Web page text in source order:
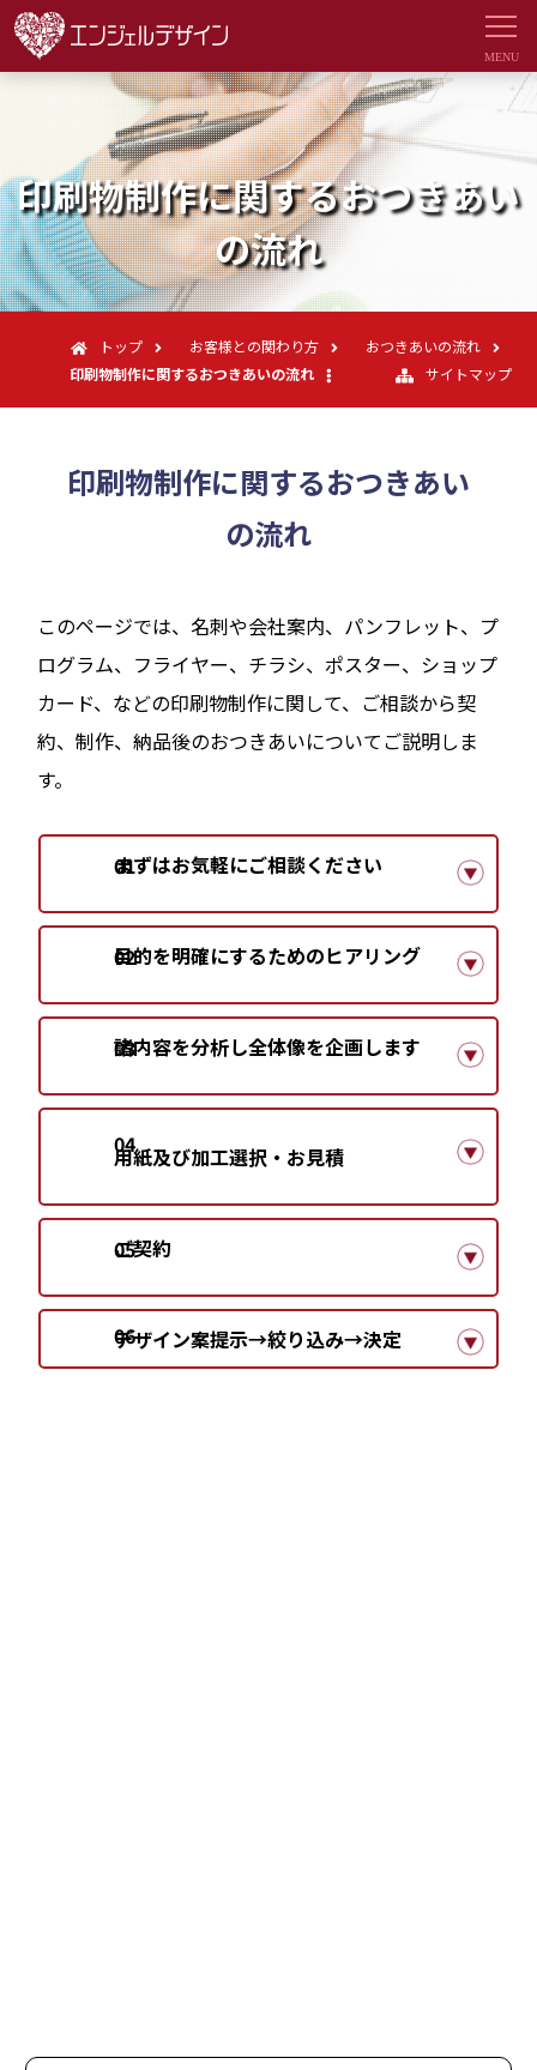
印刷物制作に関するおつきあい
の流れ
トップ お客様との関わり方
おつきあいの流れ
印刷物制作に関するおつきあいの流れ
サイトマップ
印刷物制作に関するおつきあい
の流れ
このページでは、名刺や会社案内、パンフレット、プ
ログラム、フライヤー、チラシ、ポスター、ショップ
カード、などの印刷物制作に関して、ご相談から契
約、制作、納品後のおつきあいについてご説明しま
す。
01
まずはお気軽にご相談ください
02
目的を明確にするためのヒアリング
03
諸内容を分析し全体像を企画します
04
用紙及び加工選択・お見積
05
ご契約
06
デザイン案提示→絞り込み→決定